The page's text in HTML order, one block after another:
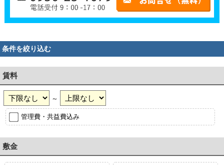
条件を絞り込む
賃料
～
管理費・共益費込み
敷金